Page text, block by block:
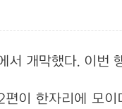
개막했다. 이번
이 한자리에 모